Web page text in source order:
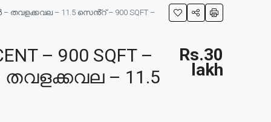
– തവളക്കവല – 11.5 സെൻ്റ് – 900 SQFT –
– 900 SQFT –
തവളക്കവല – 11.5
Rs.30
lakh